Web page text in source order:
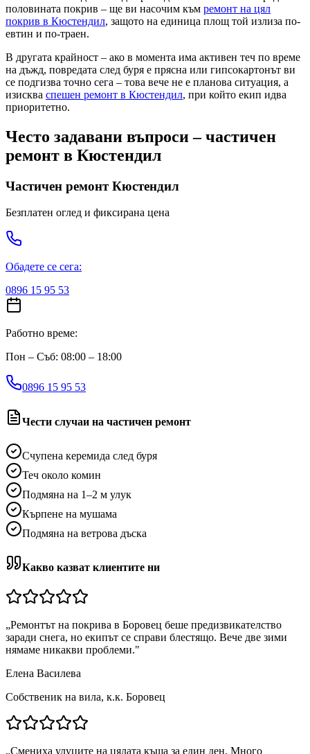
половината покрив – ще ви насочим към ремонт на цял
покрив в Кюстендил, защото на единица площ той излиза по-
евтин и по-траен.
В другата крайност – ако в момента има активен теч по време
на дъжд, повредата след буря е прясна или гипсокартонът ви
се подгизва точно сега – това вече не е плановa ситуация, а
изисква спешен ремонт в Кюстендил, при който екип идва
приоритетно.
Често задавани въпроси – частичен
ремонт в Кюстендил
Частичен ремонтКюстендил
Безплатен оглед и фиксирана цена
Обадете се сега:
0896 15 95 53
Работно време:
Пон – Съб: 08:00 – 18:00
0896 15 95 53
Чести случаи на частичен ремонт
Счупена керемида след буря
Теч около комин
Подмяна на 1–2 м улук
Кърпене на мушама
Подмяна на ветрова дъска
Какво казват клиентите ни
„Ремонтът на покрива в Боровец беше предизвикателство
заради снега, но екипът се справи блестящо. Вече две зими
нямаме никакви проблеми."
Елена Василева
Собственик на вила, к.к. Боровец
„Смениха улуците на цялата къща за един ден. Много